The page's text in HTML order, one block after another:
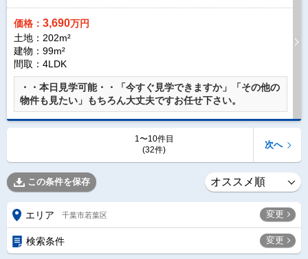
価格： 3,690万円
土地：202m²
建物：99m²
間取：4LDK
・・本日見学可能・・「今すぐ見学できますか」「その他の
物件も見たい」もちろん大丈夫ですお任せ下さい。
1〜10件目
(32件)
次へ
この条件を保存
エリア 千葉市若葉区 変更
検索条件 変更